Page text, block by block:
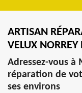
ARTISAN
VELUX
Adressez-vous à
réparation de
ses environs